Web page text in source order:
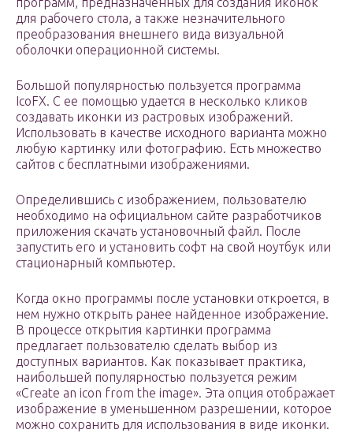
для рабочего стола, а также незначительного
преобразования внешнего вида визуальной
оболочки операционной системы.
Большой популярностью пользуется программа
IcoFX. С ее помощью удается в несколько кликов
создавать иконки из растровых изображений.
Использовать в качестве исходного варианта можно
любую картинку или фотографию. Есть множество
сайтов с бесплатными изображениями.
Определившись с изображением, пользователю
необходимо на официальном сайте разработчиков
приложения скачать установочный файл. После
запустить его и установить софт на свой ноутбук или
стационарный компьютер.
Когда окно программы после установки откроется, в
нем нужно открыть ранее найденное изображение.
В процессе открытия картинки программа
предлагает пользователю сделать выбор из
доступных вариантов. Как показывает практика,
наибольшей популярностью пользуется режим
«Create an icon from the image». Эта опция отображает
изображение в уменьшенном разрешении, которое
можно сохранить для использования в виде иконки.